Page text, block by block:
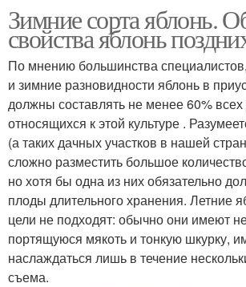
Зимние сорта яблонь.
свойства яблонь
По мнению большинства
и зимние разновидности яблонь в
должны составлять не менее 60%
относящихся к этой культуре .
(а таких дачных участков в нашей
сложно разместить большое
но хотя бы одна из них обязательно
плоды длительного хранения. Летние
цели не подходят: обычно они имеют
портящуюся мякоть и тонкую шкурку,
наслаждаться лишь в течение
съема.